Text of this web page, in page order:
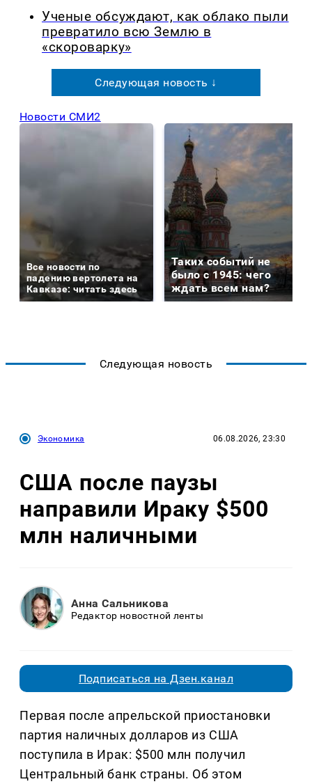
Ученые обсуждают, как облако пыли
превратило всю Землю в
«скороварку»
Следующая новость ↓
Новости СМИ2
Все новости по
падению вертолета на
Кавказе: читать здесь
Таких событий не
было с 1945: чего
ждать всем нам?
Следующая новость
Экономика 06.08.2026, 23:30
США после паузы
направили Ираку $500
млн наличными
Анна Сальникова
Редактор новостной ленты
Подписаться на Дзен.канал
Первая после апрельской приостановки
партия наличных долларов из США
поступила в Ирак: $500 млн получил
Центральный банк страны. Об этом